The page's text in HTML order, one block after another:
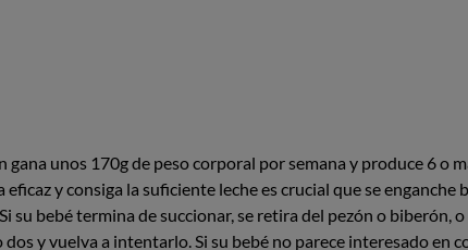
gana unos 170g de peso corporal por semana y produce 6 o
y consiga la suficiente leche es crucial que se
su bebé termina de succionar, se retira del pezón o biberón,
y vuelva a intentarlo. Si su bebé no parece interesado en